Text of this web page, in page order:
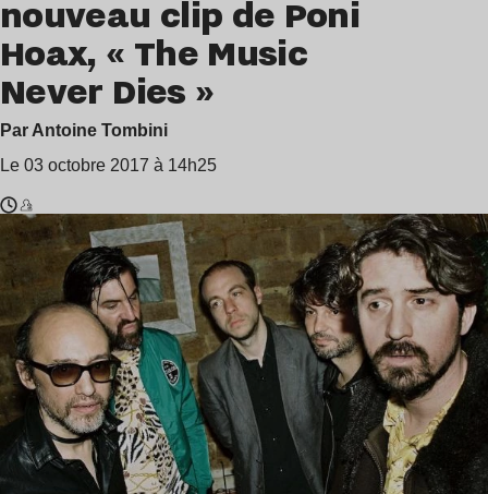
nouveau clip de Poni
Hoax, « The Music
Never Dies »
Par Antoine Tombini
Le 03 octobre 2017 à 14h25
Temps
lecture
0
min
Poni